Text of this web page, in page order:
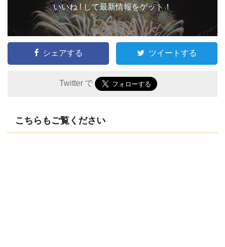
いいね ! して最新情報をゲット！
シェアする ツイートする
Twitter で
こちらもご覧ください